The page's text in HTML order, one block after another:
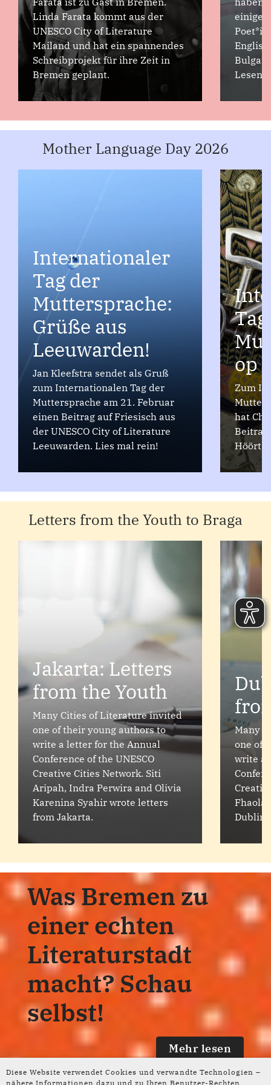
Diese Website verwendet Cookies und verwandte Technologien –
nähere Informationen dazu und zu Ihren Benutzer-Rechten
Linda Farata kommt aus der
UNESCO City of Literature
Mailand und hat ein spannendes
Schreibprojekt für ihre Zeit in
Bremen geplant.
einige
Lesen!
Mother Language Day 2026
Internationaler
Tag der
Muttersprache:
Grüße aus
Leeuwarden!
Jan Kleefstra sendet als Gruß
zum Internationalen Tag der
Muttersprache am 21. Februar
einen Beitrag auf Friesisch aus
der UNESCO City of Literature
Leeuwarden. Lies mal rein!
op
Zum
hat
Beitrag
Höört
Letters from the Youth to Braga
Jakarta: Letters
from the Youth
Many Cities of Literature invited
one of their young authors to
write a letter for the Annual
Conference of the UNESCO
Creative Cities Network. Siti
Aripah, Indra Perwira and Olivia
Karenina Syahir wrote letters
from Jakarta.
Many
one of
write a
Dublin.
Was Bremen zu
einer echten
Literaturstadt
macht? Schau
selbst!
Mehr lesen